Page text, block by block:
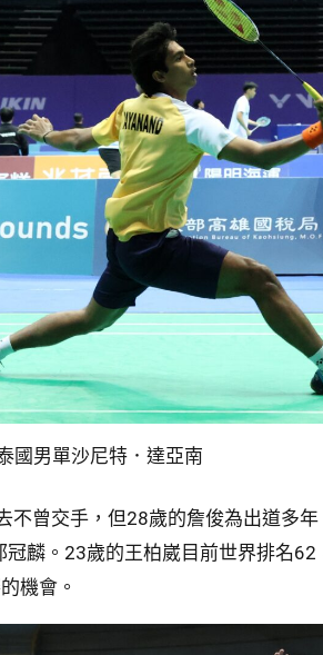
國男單沙尼特．達亞南
曾交手，但28歲的詹俊為出道多年
麟。23歲的王柏崴目前世界排名
機會。